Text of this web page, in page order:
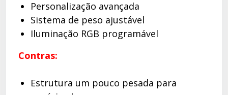
Personalização avançada
Sistema de peso ajustável
Iluminação RGB programável
Contras:
Estrutura um pouco pesada para